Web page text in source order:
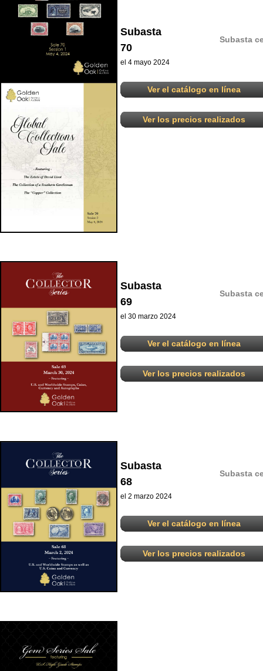
Subasta
70
Subasta
el 4 mayo 2024
Ver el catálogo en línea
Ver los precios realizados
Subasta
69
Subasta
el 30 marzo 2024
Ver el catálogo en línea
Ver los precios realizados
Subasta
68
Subasta
el 2 marzo 2024
Ver el catálogo en línea
Ver los precios realizados